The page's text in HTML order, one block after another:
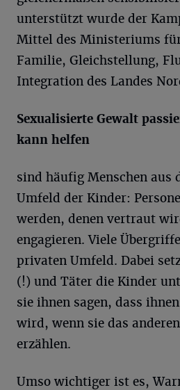
unterstützt wurde der
Mittel des Ministeriums
Familie, Gleichstellung,
Integration des Landes
Sexualisierte Gewalt
kann helfen
sind häufig Menschen aus
Umfeld der Kinder:
werden, denen vertraut
engagieren. Viele
privaten Umfeld. Dabei
(!) und Täter die Kinder
sie ihnen sagen, dass
wird, wenn sie das
erzählen.
Umso wichtiger ist es,